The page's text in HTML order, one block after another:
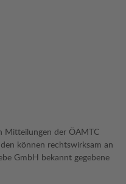
Mitteilungen der ÖAMTC
können rechtswirksam an
GmbH bekannt gegebene